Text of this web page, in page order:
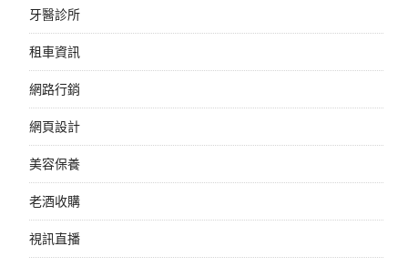
牙醫診所
租車資訊
網路行銷
網頁設計
美容保養
老酒收購
視訊直播